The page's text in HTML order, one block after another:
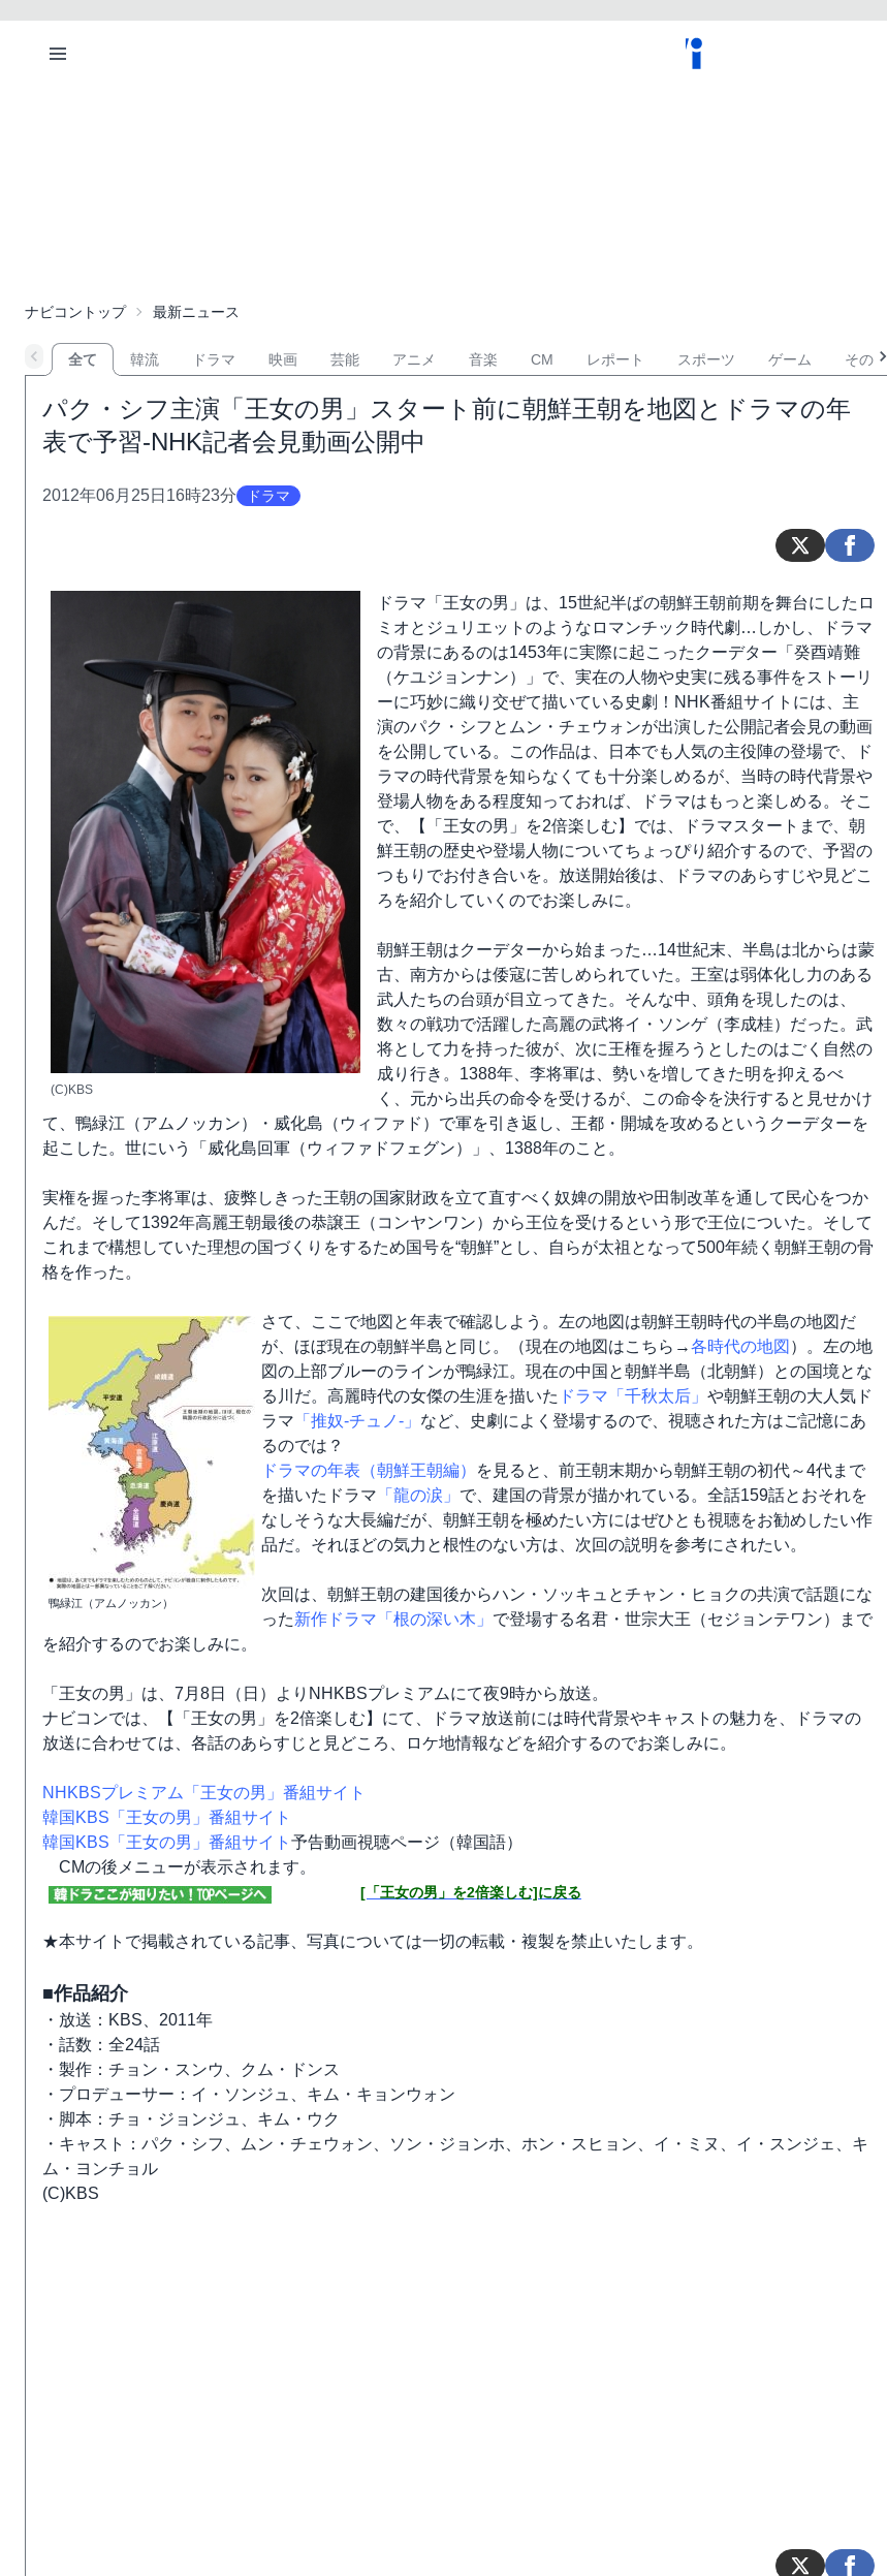
ナビコントップ 最新ニュース
全て 韓流 ドラマ 映画 芸能 アニメ 音楽 CM レポート スポーツ ゲーム その他
パク・シフ主演「王女の男」スタート前に朝鮮王朝を地図とドラマの年
表で予習-NHK記者会見動画公開中
2012年06月25日16時23分 ドラマ
(C)KBS
ドラマ「王女の男」は、15世紀半ばの朝鮮王朝前期を舞台にしたロ
ミオとジュリエットのようなロマンチック時代劇…しかし、ドラマ
の背景にあるのは1453年に実際に起こったクーデター「癸酉靖難
（ケユジョンナン）」で、実在の人物や史実に残る事件をストーリ
ーに巧妙に織り交ぜて描いている史劇！NHK番組サイトには、主
演のパク・シフとムン・チェウォンが出演した公開記者会見の動画
を公開している。この作品は、日本でも人気の主役陣の登場で、ド
ラマの時代背景を知らなくても十分楽しめるが、当時の時代背景や
登場人物をある程度知っておれば、ドラマはもっと楽しめる。そこ
で、【「王女の男」を2倍楽しむ】では、ドラマスタートまで、朝
鮮王朝の歴史や登場人物についてちょっぴり紹介するので、予習の
つもりでお付き合いを。放送開始後は、ドラマのあらすじや見どこ
ろを紹介していくのでお楽しみに。
朝鮮王朝はクーデターから始まった…14世紀末、半島は北からは蒙
古、南方からは倭寇に苦しめられていた。王室は弱体化し力のある
武人たちの台頭が目立ってきた。そんな中、頭角を現したのは、
数々の戦功で活躍した高麗の武将イ・ソンゲ（李成桂）だった。武
将として力を持った彼が、次に王権を握ろうとしたのはごく自然の
成り行き。1388年、李将軍は、勢いを増してきた明を抑えるべ
く、元から出兵の命令を受けるが、この命令を決行すると見せかけ
て、鴨緑江（アムノッカン）・威化島（ウィファド）で軍を引き返し、王都・開城を攻めるというクーデターを
起こした。世にいう「威化島回軍（ウィファドフェグン）」、1388年のこと。
実権を握った李将軍は、疲弊しきった王朝の国家財政を立て直すべく奴婢の開放や田制改革を通して民心をつか
んだ。そして1392年高麗王朝最後の恭譲王（コンヤンワン）から王位を受けるという形で王位についた。そして
これまで構想していた理想の国づくりをするため国号を“朝鮮”とし、自らが太祖となって500年続く朝鮮王朝の骨
格を作った。
鴨緑江（アムノッカン）
さて、ここで地図と年表で確認しよう。左の地図は朝鮮王朝時代の半島の地図だ
が、ほぼ現在の朝鮮半島と同じ。（現在の地図はこちら→各時代の地図 ）。左の地
図の上部ブルーのラインが鴨緑江。現在の中国と朝鮮半島（北朝鮮）との国境とな
る川だ。高麗時代の女傑の生涯を描いた ドラマ「千秋太后」 や朝鮮王朝の大人気ド
ラマ 「推奴-チュノ-」 など、史劇によく登場するので、視聴された方はご記憶にあ
るのでは？
ドラマの年表（朝鮮王朝編）
を見ると、前王朝末期から朝鮮王朝の初代～4代まで
を描いたドラマ 「龍の涙」 で、建国の背景が描かれている。全話159話とおそれを
なしそうな大長編だが、朝鮮王朝を極めたい方にはぜひとも視聴をお勧めしたい作
品だ。それほどの気力と根性のない方は、次回の説明を参考にされたい。
次回は、朝鮮王朝の建国後からハン・ソッキュとチャン・ヒョクの共演で話題にな
った新作ドラマ「根の深い木」 で登場する名君・世宗大王（セジョンテワン）まで
を紹介するのでお楽しみに。
「王女の男」は、7月8日（日）よりNHKBSプレミアムにて夜9時から放送。
ナビコンでは、【「王女の男」を2倍楽しむ】にて、ドラマ放送前には時代背景やキャストの魅力を、ドラマの
放送に合わせては、各話のあらすじと見どころ、ロケ地情報などを紹介するのでお楽しみに。
NHKBSプレミアム「王女の男」番組サイト
韓国KBS「王女の男」番組サイト
韓国KBS「王女の男」番組サイト 予告動画視聴ページ（韓国語）
CMの後メニューが表示されます。
[「王女の男」を2倍楽しむ]に戻る
★本サイトで掲載されている記事、写真については一切の転載・複製を禁止いたします。
■作品紹介
・放送：KBS、2011年
・話数：全24話
・製作：チョン・スンウ、クム・ドンス
・プロデューサー：イ・ソンジュ、キム・キョンウォン
・脚本：チョ・ジョンジュ、キム・ウク
・キャスト：パク・シフ、ムン・チェウォン、ソン・ジョンホ、ホン・スヒョン、イ・ミヌ、イ・スンジェ、キ
ム・ヨンチョル
(C)KBS